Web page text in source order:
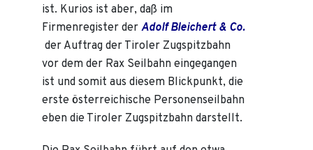
ist. Kurios ist aber, daß im
Firmenregister der Adolf Bleichert & Co.
der Auftrag der Tiroler Zugspitzbahn
vor dem der Rax Seilbahn eingegangen
ist und somit aus diesem Blickpunkt, die
erste österreichische Personenseilbahn
eben die Tiroler Zugspitzbahn darstellt.